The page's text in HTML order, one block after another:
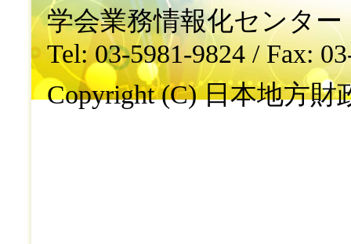
学会業務情報化センタ
Tel: 03-5981-9824 / Fax:
Copyright (C) 日本地方財